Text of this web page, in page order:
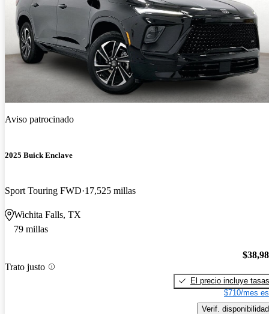
Aviso patrocinado
2025 Buick Enclave
Sport Touring FWD 17,525 millas
Wichita Falls, TX
79 millas
Trato justo
El precio incluye tasas
$710/mes
Verif. disponibilidad